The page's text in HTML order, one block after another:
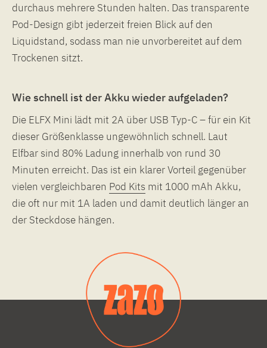
durchaus mehrere Stunden halten. Das transparente
Pod-Design gibt jederzeit freien Blick auf den
Liquidstand, sodass man nie unvorbereitet auf dem
Trockenen sitzt.
Wie schnell ist der Akku wieder aufgeladen?
Die ELFX Mini lädt mit 2A über USB Typ-C – für ein Kit
dieser Größenklasse ungewöhnlich schnell. Laut
Elfbar sind 80% Ladung innerhalb von rund 30
Minuten erreicht. Das ist ein klarer Vorteil gegenüber
vielen vergleichbaren Pod Kits mit 1000 mAh Akku,
die oft nur mit 1A laden und damit deutlich länger an
der Steckdose hängen.